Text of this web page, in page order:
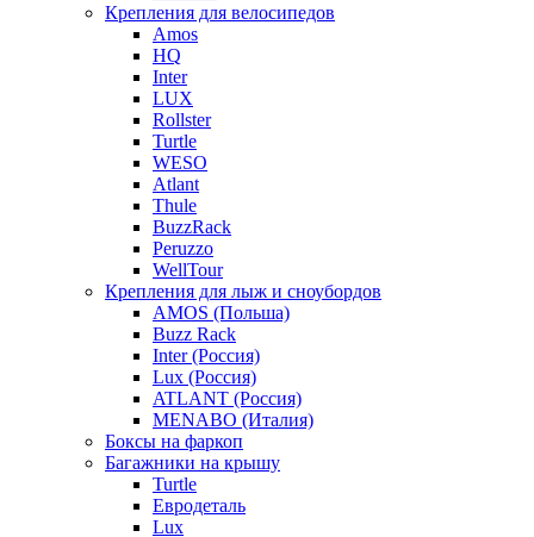
Крепления для велосипедов
Amos
HQ
Inter
LUX
Rollster
Turtle
WESO
Atlant
Thule
BuzzRack
Peruzzo
WellTour
Крепления для лыж и сноубордов
AMOS (Польша)
Buzz Rack
Inter (Россия)
Lux (Россия)
ATLANT (Россия)
MENABO (Италия)
Боксы на фаркоп
Багажники на крышу
Turtle
Евродеталь
Lux